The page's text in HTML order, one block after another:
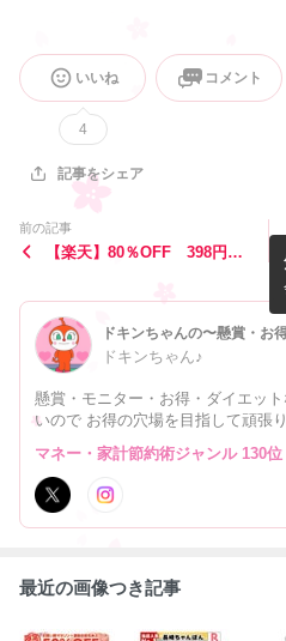
いいね
4
コメント
記事をシェア
前の記事
【楽天】80％OFF 398円～
ドキンちゃんの〜懸賞・お
ドキンちゃん♪
懸賞・モニター・お得・ダイエッ
いので お得の穴場を目指して頑張
マネー・家計節約術ジャンル 130位
最近の画像つき記事